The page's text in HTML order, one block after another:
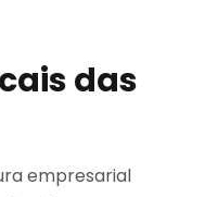
das
empresarial